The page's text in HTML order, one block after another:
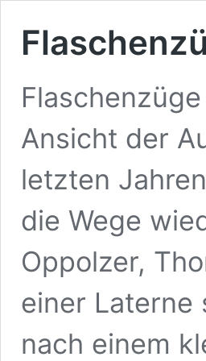
Ansicht der
letzten
die Wege
Oppolzer,
einer Laterne
nach einem